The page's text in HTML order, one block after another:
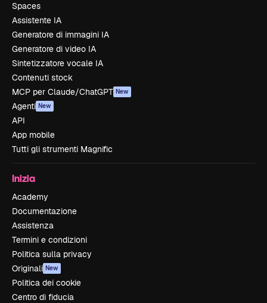
Spaces
Assistente IA
Generatore di immagini IA
Generatore di video IA
Sintetizzatore vocale IA
Contenuti stock
MCP per Claude/ChatGPT New
Agenti New
API
App mobile
Tutti gli strumenti Magnific
Inizia
Academy
Documentazione
Assistenza
Termini e condizioni
Politica sulla privacy
Originali New
Politica dei cookie
Centro di fiducia